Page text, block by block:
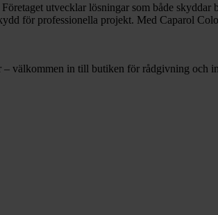
utvecklar lösningar som både
för professionella projekt. Med Caparol
– välkommen in till butiken för rådgivning och